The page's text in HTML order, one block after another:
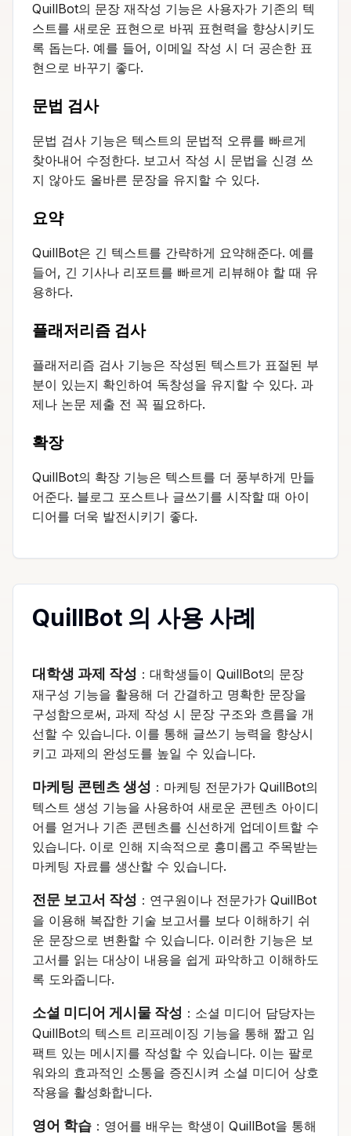
QuillBot의 문장 재작성 기능은 사용자가 기존의 텍
스트를 새로운 표현으로 바꿔 표현력을 향상시키도
록 돕는다. 예를 들어, 이메일 작성 시 더 공손한 표
현으로 바꾸기 좋다.
문법 검사
문법 검사 기능은 텍스트의 문법적 오류를 빠르게
찾아내어 수정한다. 보고서 작성 시 문법을 신경 쓰
지 않아도 올바른 문장을 유지할 수 있다.
요약
QuillBot은 긴 텍스트를 간략하게 요약해준다. 예를
들어, 긴 기사나 리포트를 빠르게 리뷰해야 할 때 유
용하다.
플래저리즘 검사
플래저리즘 검사 기능은 작성된 텍스트가 표절된 부
분이 있는지 확인하여 독창성을 유지할 수 있다. 과
제나 논문 제출 전 꼭 필요하다.
확장
QuillBot의 확장 기능은 텍스트를 더 풍부하게 만들
어준다. 블로그 포스트나 글쓰기를 시작할 때 아이
디어를 더욱 발전시키기 좋다.
QuillBot 의 사용 사례
대학생 과제 작성 ：대학생들이 QuillBot의 문장
재구성 기능을 활용해 더 간결하고 명확한 문장을
구성함으로써, 과제 작성 시 문장 구조와 흐름을 개
선할 수 있습니다. 이를 통해 글쓰기 능력을 향상시
키고 과제의 완성도를 높일 수 있습니다.
마케팅 콘텐츠 생성 ：마케팅 전문가가 QuillBot의
텍스트 생성 기능을 사용하여 새로운 콘텐츠 아이디
어를 얻거나 기존 콘텐츠를 신선하게 업데이트할 수
있습니다. 이로 인해 지속적으로 흥미롭고 주목받는
마케팅 자료를 생산할 수 있습니다.
전문 보고서 작성 ：연구원이나 전문가가 QuillBot
을 이용해 복잡한 기술 보고서를 보다 이해하기 쉬
운 문장으로 변환할 수 있습니다. 이러한 기능은 보
고서를 읽는 대상이 내용을 쉽게 파악하고 이해하도
록 도와줍니다.
소셜 미디어 게시물 작성 ：소셜 미디어 담당자는
QuillBot의 텍스트 리프레이징 기능을 통해 짧고 임
팩트 있는 메시지를 작성할 수 있습니다. 이는 팔로
워와의 효과적인 소통을 증진시켜 소셜 미디어 상호
작용을 활성화합니다.
영어 학습 ：영어를 배우는 학생이 QuillBot을 통해